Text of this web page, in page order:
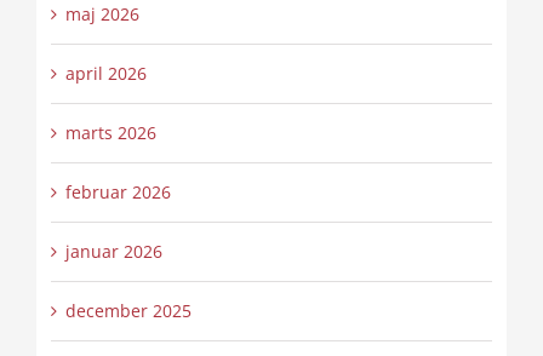
maj 2026
april 2026
marts 2026
februar 2026
januar 2026
december 2025